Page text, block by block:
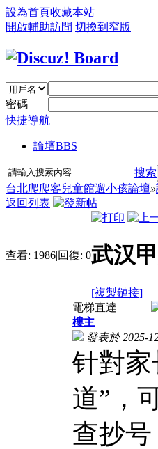
設為首頁收藏本站
開啟輔助訪問 切換到窄版
密碼
快捷導航
論壇BBS
搜索
台北爬爬客兒童館遛小孩論壇»
返回列表
查看: 1986|回復: 0武汉
[複製鏈接]
電梯直達
樓主
發表於 2025-
针對
道”，
查抄